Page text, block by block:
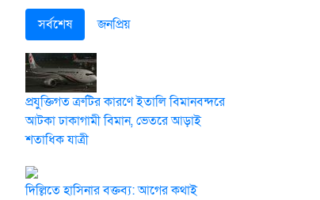
সর্বশেষ জনপ্রিয়
প্রযুক্তিগত ত্রুটির কারণে ইতালি বিমানবন্দরে
আটকা ঢাকাগামী বিমান, ভেতরে আড়াই
শতাধিক যাত্রী
দিল্লিতে হাসিনার বক্তব্য: আগের কথাই